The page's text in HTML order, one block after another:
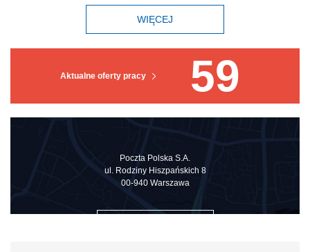
Aktualne oferty pracy 59
Poczta Polska S.A.
ul. Rodziny Hiszpańskich 8
00-940 Warszawa
WIĘCEJ